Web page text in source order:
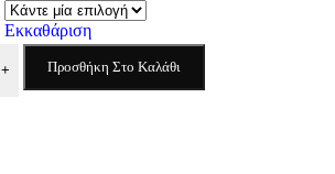
Εκκαθάριση
+ Προσθήκη Στο Καλάθι